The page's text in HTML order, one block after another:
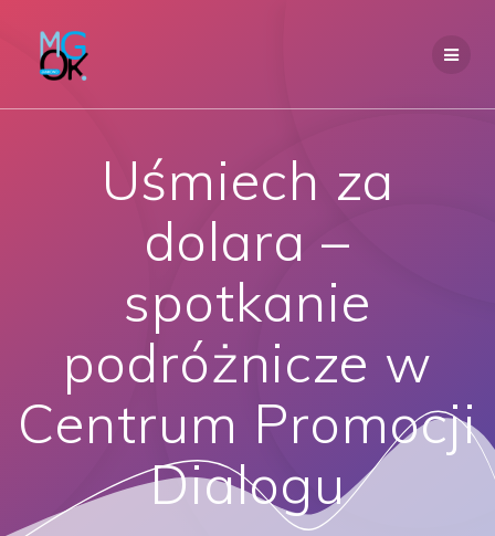
Uśmiech za
dolara –
spotkanie
podróżnicze w
Centrum Promocji
Dialogu